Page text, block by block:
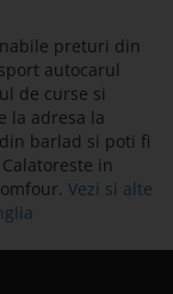
preturi din
autocarul
de curse si
la adresa la
barlad si poti fi
in
Vezi si alte